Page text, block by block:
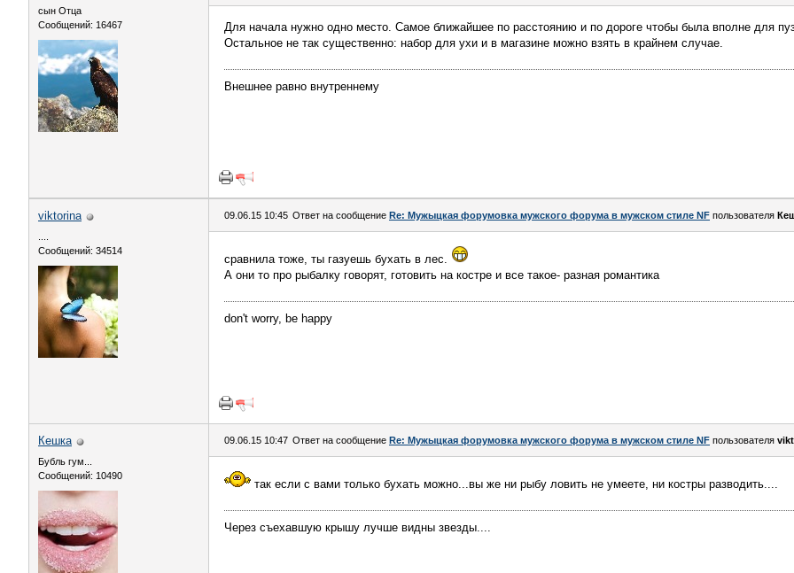
сын Отца
Сообщений: 16467
Для начала нужно одно место. Самое ближайшее по расстоянию и по дороге чтобы была вполне для
Остальное не так существенно: набор для ухи и в магазине можно взять в крайнем случае.
Внешнее равно внутреннему
viktorina
Сообщений: 34514
09.06.15 10:45 Ответ на сообщение Re: Мужыцкая форумовка мужского форума в мужском стиле NF пользователя
сравнила тоже, ты газуешь бухать в лес.
А они то про рыбалку говорят, готовить на костре и все такое- разная романтика
don't worry, be happy
Кешка
Бубль гум...
Сообщений: 10490
09.06.15 10:47 Ответ на сообщение Re: Мужыцкая форумовка мужского форума в мужском стиле NF пользователя
так если с вами только бухать можно...вы же ни рыбу ловить не умеете, ни костры разводить....
Через съехавшую крышу лучше видны звезды....